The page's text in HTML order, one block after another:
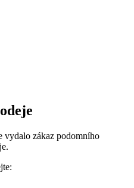
zákaz podomního